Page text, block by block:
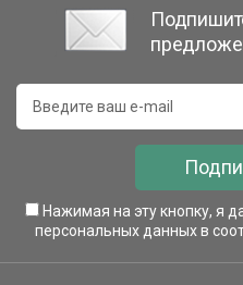
Нажимая на эту кнопку, я
персональных данных в